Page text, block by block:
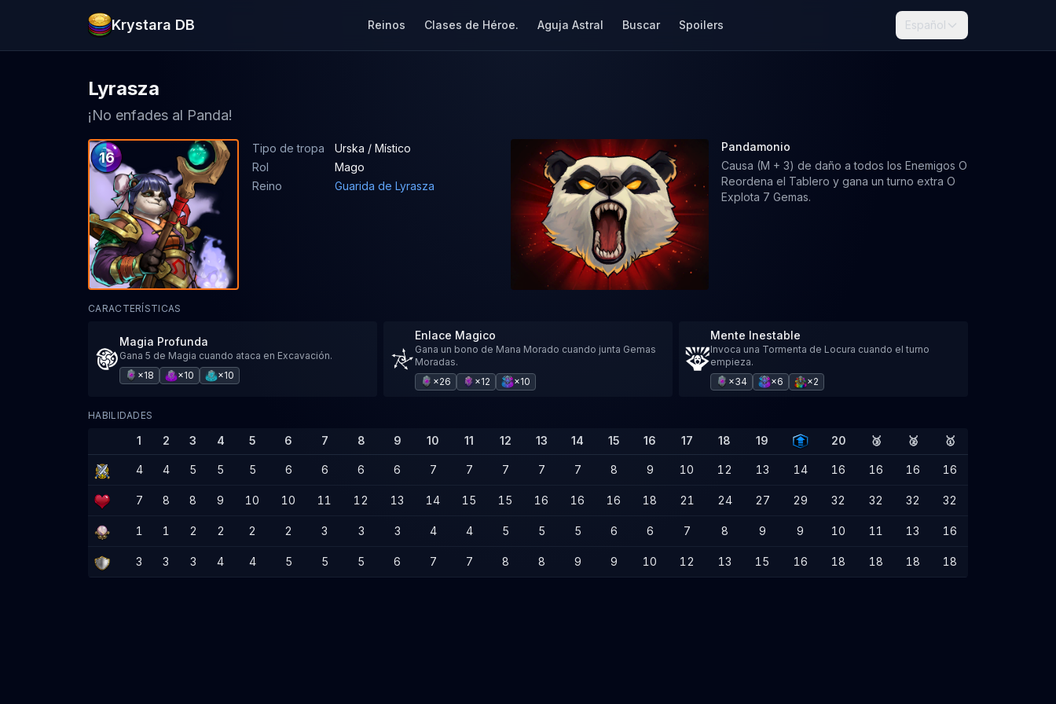
Krystara DB Reinos Clases de Héroe. Aguja Astral Buscar Spoilers Español
Lyrasza
¡No enfades al Panda!
16
Tipo de tropa
Urska / Místico
Rol
Mago
Reino
Guarida de Lyrasza
Pandamonio
Causa (M + 3) de daño a todos los Enemigos O
Reordena el Tablero y gana un turno extra O
Explota 7 Gemas.
CARACTERÍSTICAS
Magia Profunda
Gana 5 de Magia cuando ataca en Excavación.
×18
×10 ×10
Enlace Magico
Gana un bono de Mana Morado cuando junta Gemas
Moradas.
×26
×12 ×10
Mente Inestable
Invoca una Tormenta de Locura cuando el turno
empieza.
×34
×6 ×2
HABILIDADES
1 2 3 4 5 6 7 8 9 10 11 12 13 14 15 16 17 18 19 20 🥉 🥈 🥇
4 4 5 5 5 6 6 6 6 7 7 7 7 7 8 9 10 12 13 14 16 16 16 16
7 8 8 9 10 10 11 12 13 14 15 15 16 16 16 18 21 24 27 29 32 32 32 32
1 1 2 2 2 2 3 3 3 4 4 5 5 5 6 6 7 8 9 9 10 11 13 16
3 3 3 4 4 5 5 5 6 7 7 8 8 9 9 10 12 13 15 16 18 18 18 18